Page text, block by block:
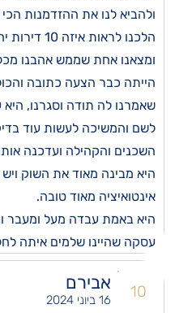
ולהביא לנו את ההזדמנות
הלכנו לראות
ומצאנו אחת שממש אהבנו מכל
הייתה כבר הצעה כתובה
שאמרנו לה תודה וסגרנו, היא
לשם והמשיכה לעשות עוד
השכנים והקהילה ועדכנה
היא מבינה מאוד את השוק
אינטואיציה מאוד טובה.
היא באמת עבדה מעל ומעבר
עסקה שהיינו שלמים איתה
אבירם
16 ביוני 2024 10